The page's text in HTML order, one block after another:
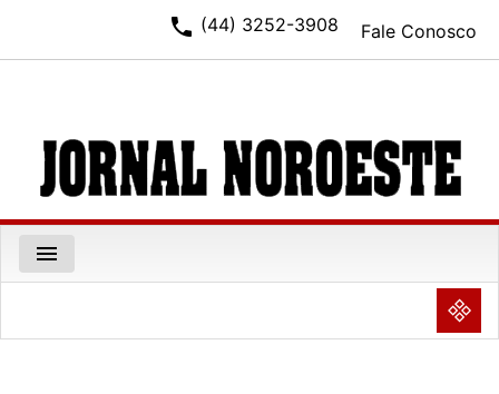
Fale Conosco
phone (44) 3252-3908
menu
NULL